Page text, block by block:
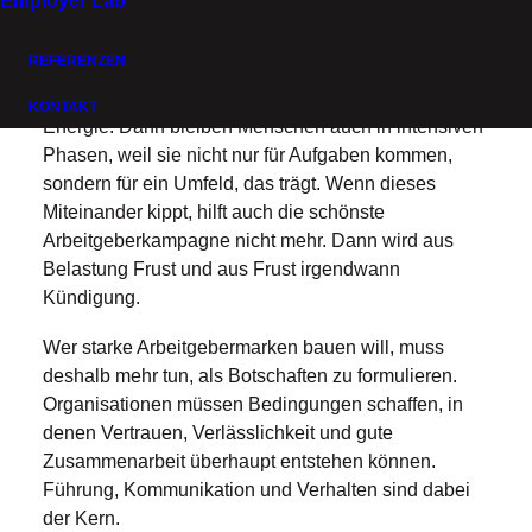
REFERENZEN
KONTAKT
Wenn die Chemie im Team stimmt, wird aus Arbeit
Energie. Dann bleiben Menschen auch in intensiven
Phasen, weil sie nicht nur für Aufgaben kommen,
sondern für ein Umfeld, das trägt. Wenn dieses
Miteinander kippt, hilft auch die schönste
Arbeitgeberkampagne nicht mehr. Dann wird aus
Belastung Frust und aus Frust irgendwann
Kündigung.
Wer starke Arbeitgebermarken bauen will, muss
deshalb mehr tun, als Botschaften zu formulieren.
Organisationen müssen Bedingungen schaffen, in
denen Vertrauen, Verlässlichkeit und gute
Zusammenarbeit überhaupt entstehen können.
Führung, Kommunikation und Verhalten sind dabei
der Kern.